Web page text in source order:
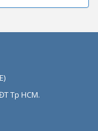
)
Tp HCM.